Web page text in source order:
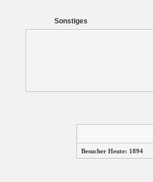
Sonstiges
Besucher Heute: 1894